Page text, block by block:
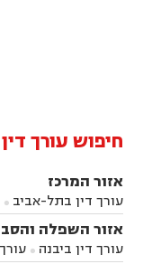
חיפוש עורך
אזור המרכז
עורך דין בתל-אביב 
ברק עורך דין
עורך דין ברחובות
במודיעין
עורך דין
אזור השפלה
עורך דין ביבנה 